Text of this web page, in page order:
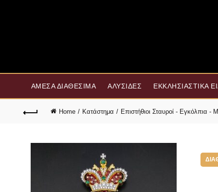
ΆΜΕΣΑ ΔΙΑΘΈΣΙΜΑ ΑΛΥΣΊΔΕΣ ΕΚΚΛΗΣΙΑΣΤΙΚΆ
Home Κατάστημα Επιστήθιοι Σταυροί - Εγκόλπια -